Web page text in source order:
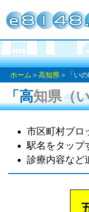
ホーム ＞高知県 ＞「い
「高知県
市区町村ブロ
駅名をタップ
診療内容など